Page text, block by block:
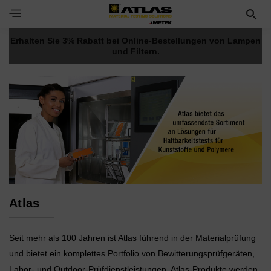
Toggle Navigation Menu
Erhalten Sie 3% Rabatt bei Online-Bestellungen von Lampen
und Filtern.
Atlas
Seit mehr als 100 Jahren ist Atlas führend in der Materialprüfung
und bietet ein komplettes Portfolio von Bewitterungsprüfgeräten,